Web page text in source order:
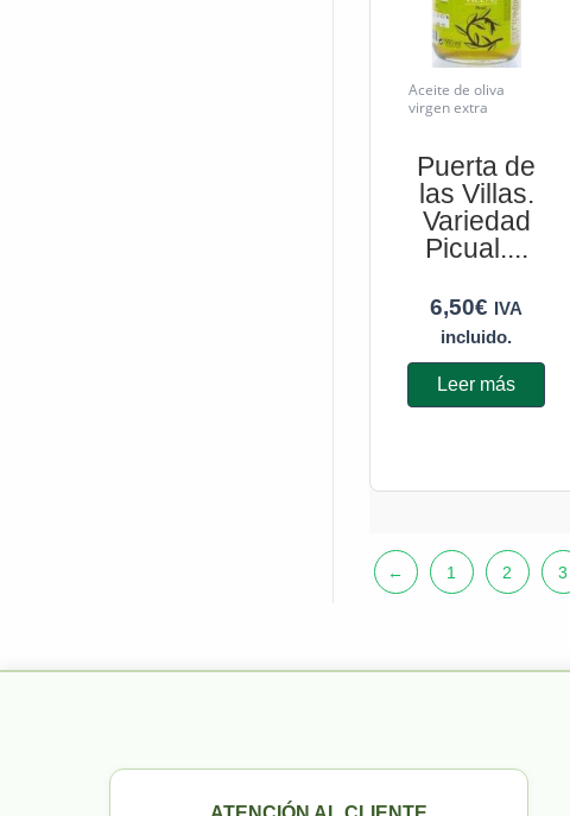
Aceite de oliva
virgen extra
Puerta de
las Villas.
Variedad
Picual....
6,50€ IVA
incluido.
Leer más
← 1 2 3